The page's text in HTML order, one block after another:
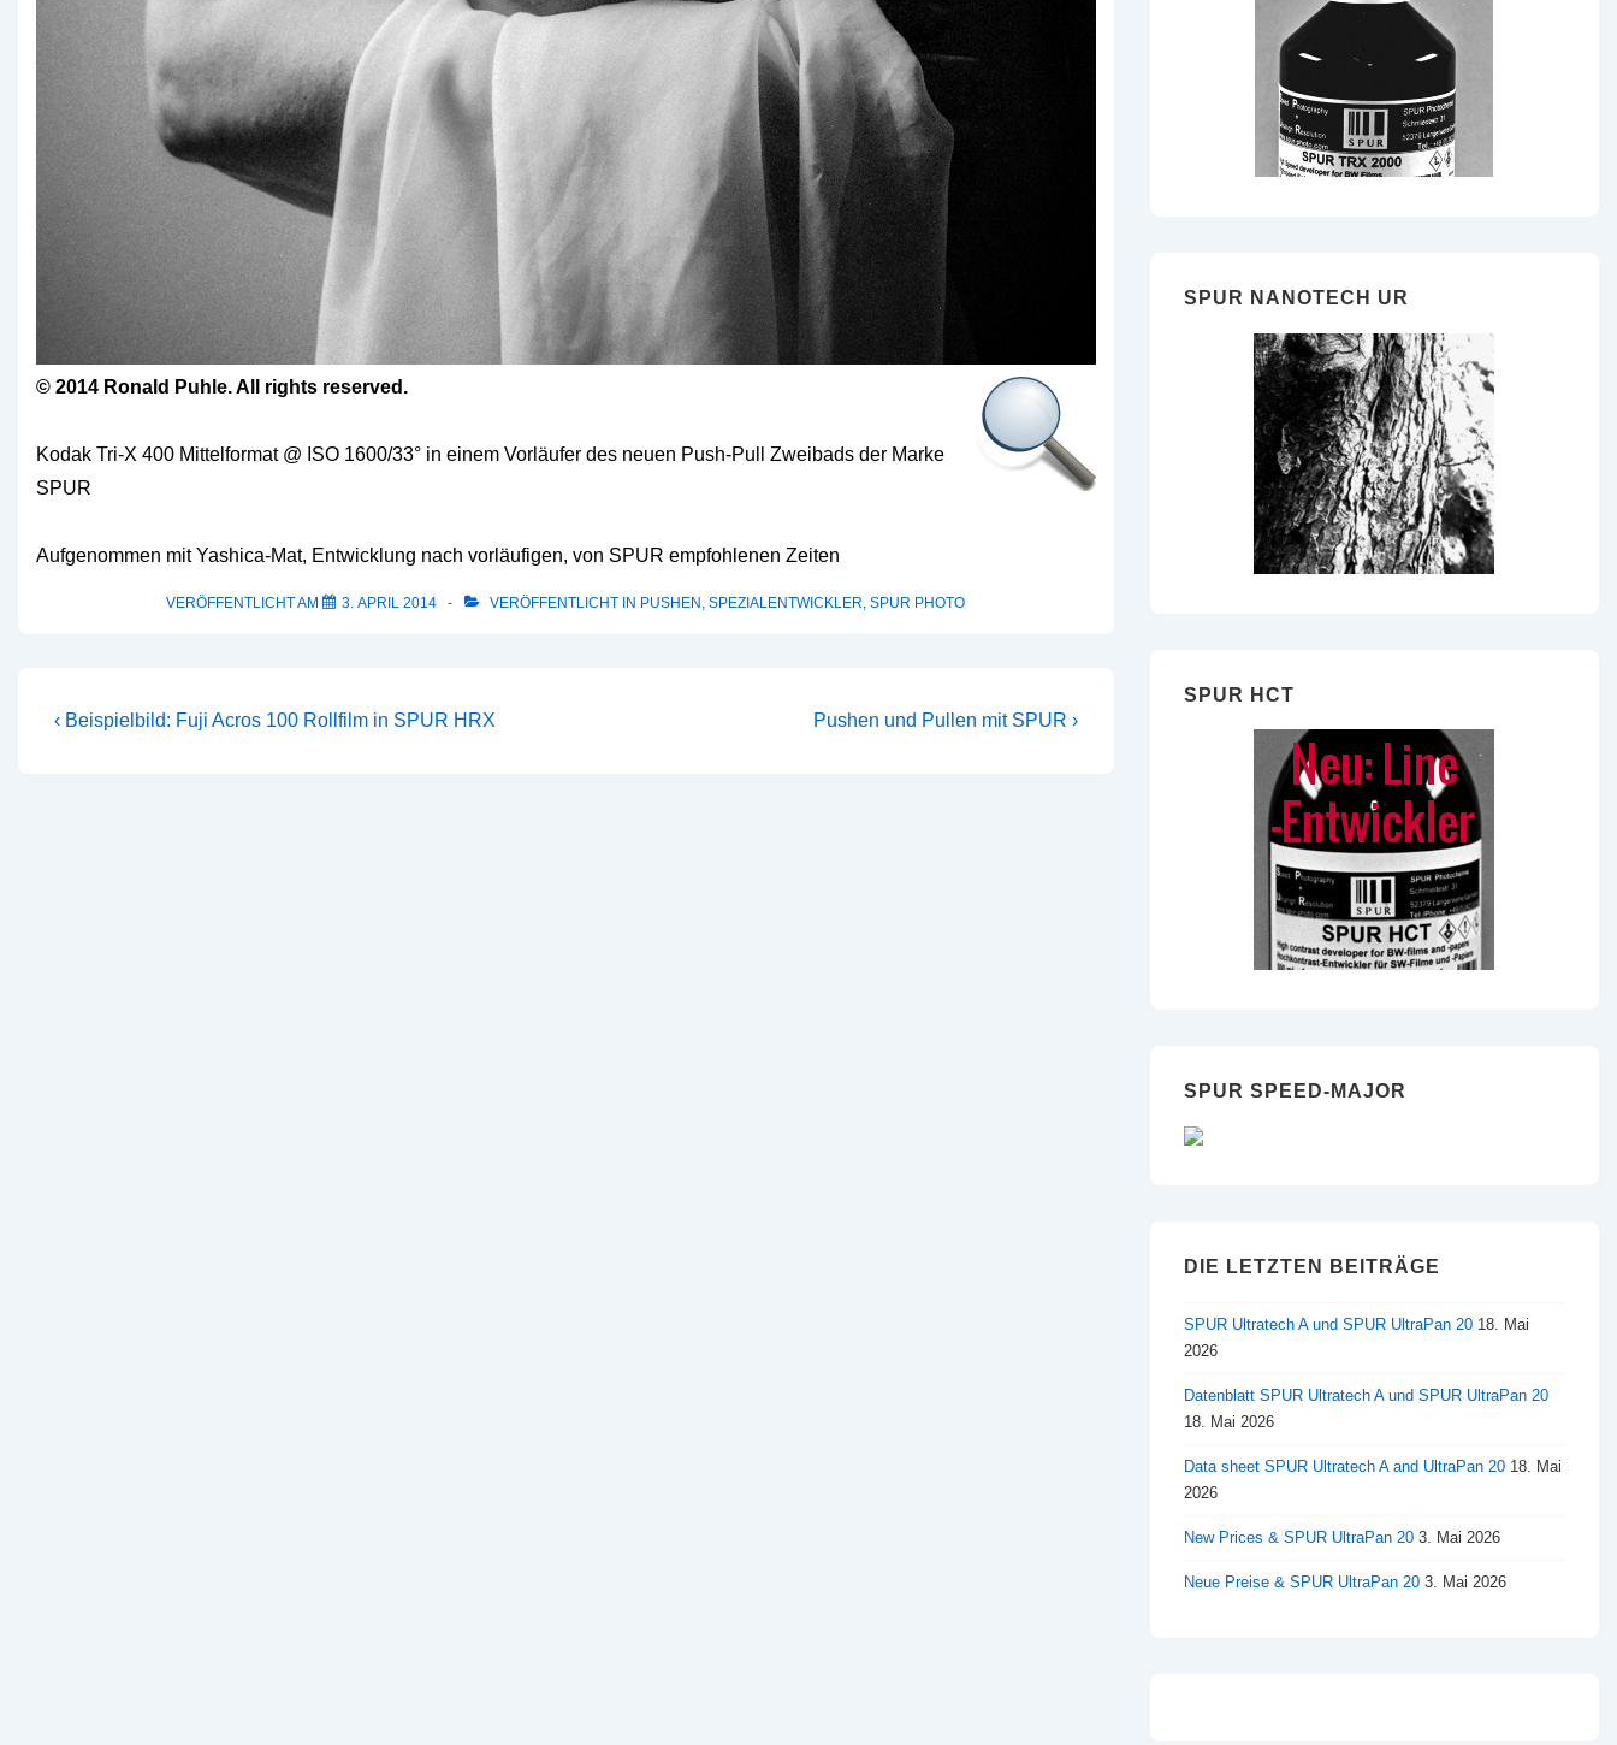
© 2014 Ronald Puhle. All rights reserved.
Kodak Tri-X 400 Mittelformat @ ISO 1600/33° in einem Vorläufer des neuen Push-Pull Zweibads der Marke
SPUR
Aufgenommen mit Yashica-Mat, Entwicklung nach vorläufigen, von SPUR empfohlenen Zeiten
VERÖFFENTLICHT AM 3. APRIL 2014 VERÖFFENTLICHT IN PUSHEN ,SPEZIALENTWICKLER ,SPUR PHOTO
Beitragsnavigation
Vorheriger
‹ Beispielbild: Fuji Acros 100 Rollfilm in SPUR HRX
Nächster
Pushen und Pullen mit SPUR ›
SPUR NANOTECH UR
SPUR HCT
SPUR SPEED-MAJOR
DIE LETZTEN BEITRÄGE
SPUR Ultratech A und SPUR UltraPan 20 18. Mai
2026
Datenblatt SPUR Ultratech A und SPUR UltraPan 20
18. Mai 2026
Data sheet SPUR Ultratech A and UltraPan 20 18. Mai
2026
New Prices & SPUR UltraPan 20 3. Mai 2026
Neue Preise & SPUR UltraPan 20 3. Mai 2026